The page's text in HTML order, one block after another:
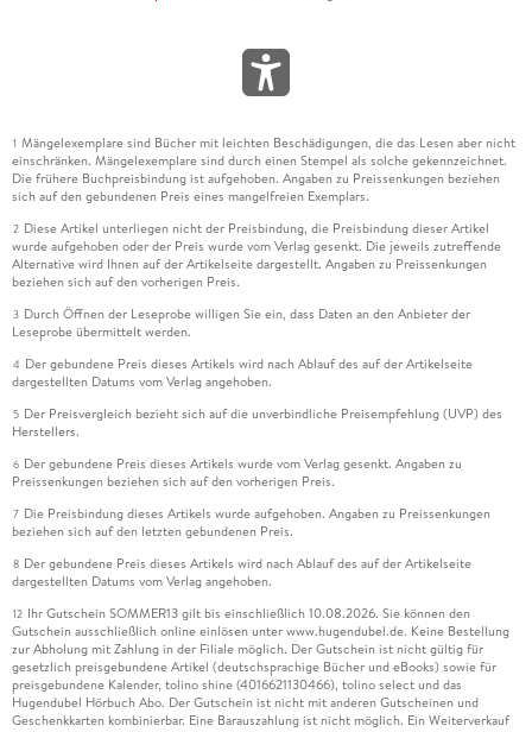
1 Mängelexemplare sind Bücher mit leichten Beschädigungen, die das Lesen aber nicht
einschränken. Mängelexemplare sind durch einen Stempel als solche gekennzeichnet.
Die frühere Buchpreisbindung ist aufgehoben. Angaben zu Preissenkungen beziehen
sich auf den gebundenen Preis eines mangelfreien Exemplars.
2 Diese Artikel unterliegen nicht der Preisbindung, die Preisbindung dieser Artikel
wurde aufgehoben oder der Preis wurde vom Verlag gesenkt. Die jeweils zutreffende
Alternative wird Ihnen auf der Artikelseite dargestellt. Angaben zu Preissenkungen
beziehen sich auf den vorherigen Preis.
3 Durch Öffnen der Leseprobe willigen Sie ein, dass Daten an den Anbieter der
Leseprobe übermittelt werden.
4 Der gebundene Preis dieses Artikels wird nach Ablauf des auf der Artikelseite
dargestellten Datums vom Verlag angehoben.
5 Der Preisvergleich bezieht sich auf die unverbindliche Preisempfehlung (UVP) des
Herstellers.
6 Der gebundene Preis dieses Artikels wurde vom Verlag gesenkt. Angaben zu
Preissenkungen beziehen sich auf den vorherigen Preis.
7 Die Preisbindung dieses Artikels wurde aufgehoben. Angaben zu Preissenkungen
beziehen sich auf den letzten gebundenen Preis.
8 Der gebundene Preis dieses Artikels wird nach Ablauf des auf der Artikelseite
dargestellten Datums vom Verlag angehoben.
12 Ihr Gutschein SOMMER13 gilt bis einschließlich 10.08.2026. Sie können den
Gutschein ausschließlich online einlösen unter www.hugendubel.de. Keine Bestellung
zur Abholung mit Zahlung in der Filiale möglich. Der Gutschein ist nicht gültig für
gesetzlich preisgebundene Artikel (deutschsprachige Bücher und eBooks) sowie für
preisgebundene Kalender, tolino shine (4016621130466), tolino select und das
Hugendubel Hörbuch Abo. Der Gutschein ist nicht mit anderen Gutscheinen und
Geschenkkarten kombinierbar. Eine Barauszahlung ist nicht möglich. Ein Weiterverkauf